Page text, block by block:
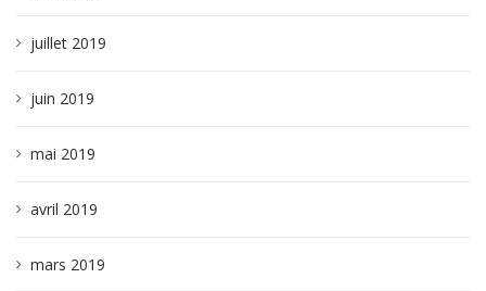
juillet 2019
juin 2019
mai 2019
avril 2019
mars 2019